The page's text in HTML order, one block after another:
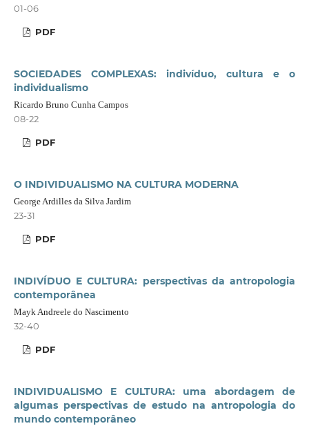
01-06
PDF
SOCIEDADES COMPLEXAS: indivíduo, cultura e o
individualismo
Ricardo Bruno Cunha Campos
08-22
PDF
O INDIVIDUALISMO NA CULTURA MODERNA
George Ardilles da Silva Jardim
23-31
PDF
INDIVÍDUO E CULTURA: perspectivas da antropologia
contemporânea
Mayk Andreele do Nascimento
32-40
PDF
INDIVIDUALISMO E CULTURA: uma abordagem de
algumas perspectivas de estudo na antropologia do
mundo contemporâneo